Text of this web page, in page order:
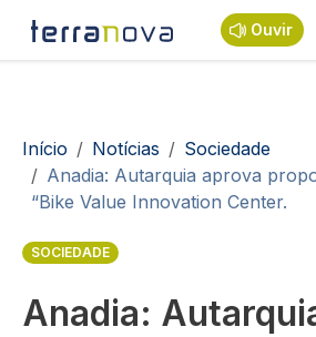
Passar para o conteúdo principal
Ouvir
Navegação
Início Notícias
Sociedade
Anadia: Autarquia aprova
“Bike Value Innovation Center.
SOCIEDADE
Anadia: